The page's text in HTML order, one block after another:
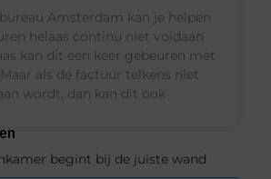
begint bij de juiste wand
Amsterdam kan je helpen
helaas continu niet voldaan
kan dit een keer gebeuren met
als de factuur telkens niet
wordt, dan kan dit ook